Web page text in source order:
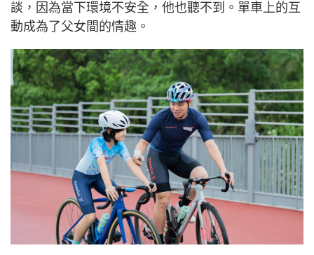
談，因為當下環境不安全，他也聽不到。單車上的互
動成為了父女間的情趣。